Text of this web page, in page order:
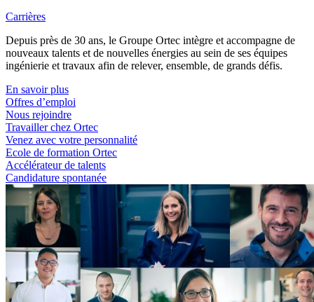
Carrières
Depuis près de 30 ans, le Groupe Ortec intègre et accompagne de
nouveaux talents et de nouvelles énergies au sein de ses équipes
ingénierie et travaux afin de relever, ensemble, de grands défis.
En savoir plus
Offres d’emploi
Nous rejoindre
Travailler chez Ortec
Venez avec votre personnalité
Ecole de formation Ortec
Accélérateur de talents
Candidature spontanée